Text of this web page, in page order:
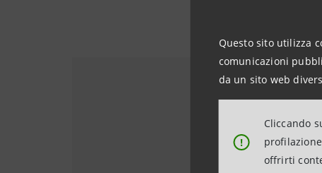
Questo sito utilizza
comunicazioni
da un sito web
!
Cliccando
offrirti
Scopri le
DISEGNARE IL